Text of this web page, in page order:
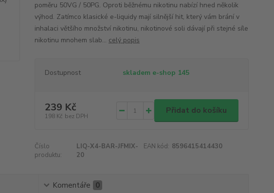
poměru 50VG / 50PG. Oproti běžnému nikotinu nabízí hned několik
výhod. Zatímco klasické e-liquidy mají silnější hit, který vám brání v
inhalaci většího množství nikotinu, nikotinové soli dávají při stejné síle
nikotinu mnohem slab... celý popis
Dostupnost skladem e-shop 145
239 Kč
198 Kč bez DPH
Přidat do košíku
Číslo
produktu:
LIQ-X4-BAR-JFMIX-
20
EAN kód: 8596415414430
Komentáře 0